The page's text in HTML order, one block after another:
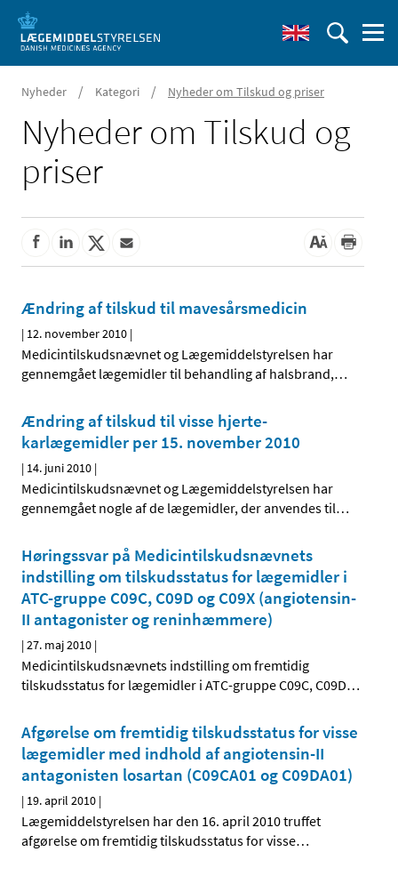
Nyheder / Kategori / Nyheder om Tilskud og priser
Nyheder om Tilskud og
priser
Ændring af tilskud til mavesårsmedicin
| 12. november 2010 |
Medicintilskudsnævnet og Lægemiddelstyrelsen har
gennemgået lægemidler til behandling af halsbrand,…
Ændring af tilskud til visse hjerte-
karlægemidler per 15. november 2010
| 14. juni 2010 |
Medicintilskudsnævnet og Lægemiddelstyrelsen har
gennemgået nogle af de lægemidler, der anvendes til…
Høringssvar på Medicintilskudsnævnets
indstilling om tilskudsstatus for lægemidler i
ATC-gruppe C09C, C09D og C09X (angiotensin-
II antagonister og reninhæmmere)
|27. maj 2010 |
Medicintilskudsnævnets indstilling om fremtidig
tilskudsstatus for lægemidler i ATC-gruppe C09C, C09D…
Afgørelse om fremtidig tilskudsstatus for visse
lægemidler med indhold af angiotensin-II
antagonisten losartan (C09CA01 og C09DA01)
| 19. april 2010 |
Lægemiddelstyrelsen har den 16. april 2010 truffet
afgørelse om fremtidig tilskudsstatus for visse…